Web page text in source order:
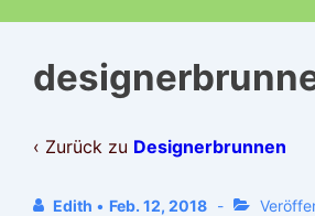
‹ Zurück zu Designerbrunnen
Edith • Feb. 12, 2018